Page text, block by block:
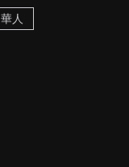
華人